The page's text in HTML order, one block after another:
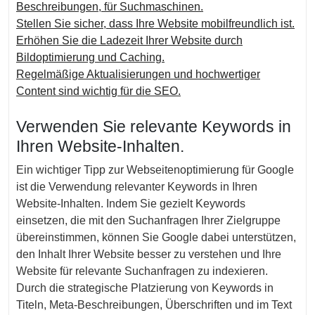
Beschreibungen, für Suchmaschinen.
Stellen Sie sicher, dass Ihre Website mobilfreundlich ist.
Erhöhen Sie die Ladezeit Ihrer Website durch
Bildoptimierung und Caching.
Regelmäßige Aktualisierungen und hochwertiger
Content sind wichtig für die SEO.
Verwenden Sie relevante Keywords in
Ihren Website-Inhalten.
Ein wichtiger Tipp zur Webseitenoptimierung für Google
ist die Verwendung relevanter Keywords in Ihren
Website-Inhalten. Indem Sie gezielt Keywords
einsetzen, die mit den Suchanfragen Ihrer Zielgruppe
übereinstimmen, können Sie Google dabei unterstützen,
den Inhalt Ihrer Website besser zu verstehen und Ihre
Website für relevante Suchanfragen zu indexieren.
Durch die strategische Platzierung von Keywords in
Titeln, Meta-Beschreibungen, Überschriften und im Text